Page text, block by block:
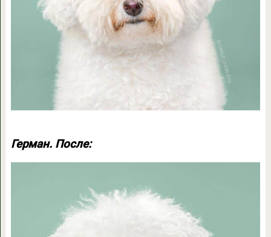
Герман. После: